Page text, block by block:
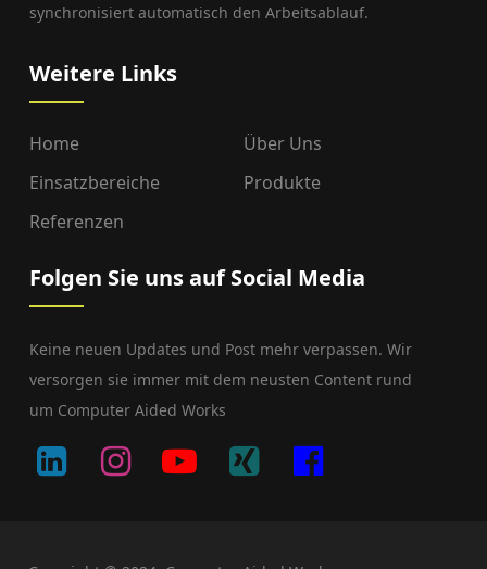
synchronisiert automatisch den Arbeitsablauf.
Weitere Links
Home
Über Uns
Einsatzbereiche
Produkte
Referenzen
Folgen Sie uns auf Social Media
Keine neuen Updates und Post mehr verpassen. Wir
versorgen sie immer mit dem neusten Content rund
um Computer Aided Works